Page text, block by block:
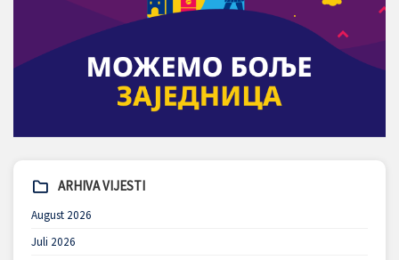
ARHIVA VIJESTI
August 2026
Juli 2026